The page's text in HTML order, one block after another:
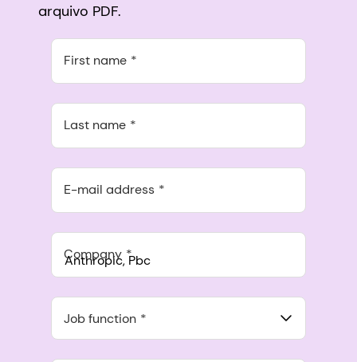
arquivo PDF.
First name
Last name
E-mail address
Company
548 Market St Pmb 90375, San Francisco, California, US
Job function